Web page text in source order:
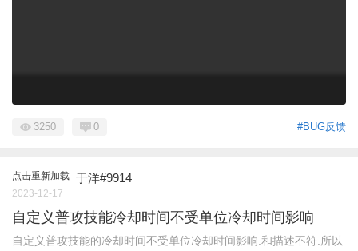
#BUG反馈
3250 0
点击重新加载 于洋#9914
2023-12-17
自定义普攻技能冷却时间不受单位冷却时间影响
自定义普攻技能的冷却时间不受单位冷却时间影响.和描述不符.所以